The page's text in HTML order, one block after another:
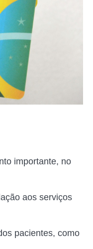
importante, no
aos serviços
pacientes, como